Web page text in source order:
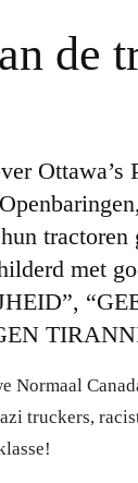
de
met
Normaal
truckers,